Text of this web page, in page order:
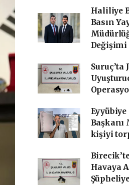
Haliliye
Basın
Değişimi
Suruç’ta
Eyyübiye
Başkanı
kişiyi
Havaya